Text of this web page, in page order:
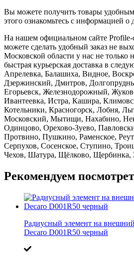
Вы можете получить товары
этого ознакомьтесь с информацией о
На нашем официальном сайте Profile-
можете сделать удобный заказ не
Московской области у нас не только
быстрая курьерская доставка в
Апрелевка, Балашиха, Видное,
Дзержинский, Дмитров,
Егорьевск, Железнодорожный,
Ивантеевка, Истра, Кашира,
Котельники, Красногорск, Лобня,
Московский, Мытищи, Нахабино,
Одинцово, Орехово-Зуево,
Протвино, Пушкино, Раменское,
Серпухов, Сосенское, Ступино,
Чехов, Шатура, Щёлково, Щербинка,
Рекомендуем
Радиусный элемент на
Decaro D001R50 черный